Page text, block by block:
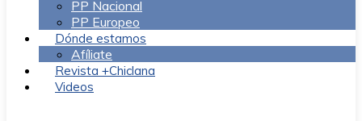
PP Nacional
PP Europeo
Dónde estamos
Afíliate
Revista +Chiclana
Videos